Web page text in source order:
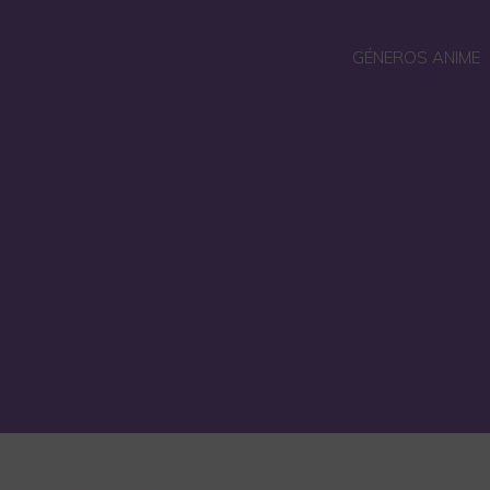
GÉNEROS ANIME